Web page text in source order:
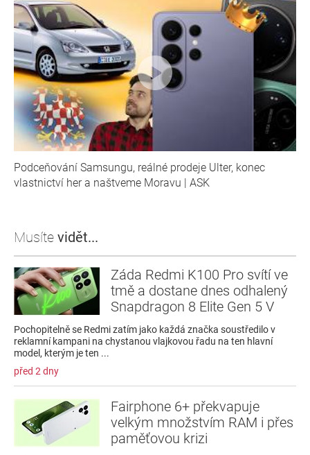
Podceňování Samsungu, reálné prodeje Ulter, konec
vlastnictví her a naštveme Moravu | ASK
Musíte vidět...
Záda Redmi K100 Pro svítí ve
tmě a dostane dnes odhalený
Snapdragon 8 Elite Gen 5 V
Pochopitelně se Redmi zatím jako každá značka soustředilo v
reklamní kampani na chystanou vlajkovou řadu na ten hlavní
model, kterým je ten ...
před 2 dny
Fairphone 6+ překvapuje
velkým množstvím RAM i přes
paměťovou krizi